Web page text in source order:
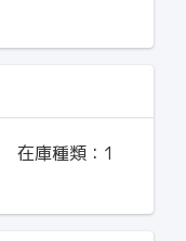
在庫種類： 1